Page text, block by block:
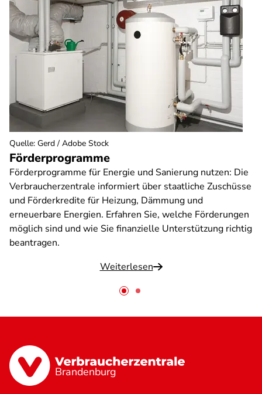
Förderprogramme
Förderprogramme für Energie und Sanierung nutzen: Die
Verbraucherzentrale informiert über staatliche Zuschüsse
und Förderkredite für Heizung, Dämmung und
erneuerbare Energien. Erfahren Sie, welche Förderungen
möglich sind und wie Sie finanzielle Unterstützung richtig
beantragen.
Weiterlesen
Quelle: Gerd / Adobe Stock
Brandenburg